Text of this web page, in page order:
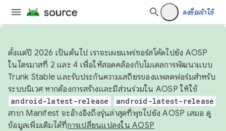
ลงชื่อเข้าใช้
ตั้งแต่ปี 2026 เป็นต้นไป เราจะเผยแพร่ซอร์สโค้ดไปยัง AOSP
ในไตรมาสที่ 2 และ 4 เพื่อให้สอดคล้องกับโมเดลการพัฒนาแบบ
Trunk Stable และรับประกันความเสถียรของแพลตฟอร์มสำหรับ
ระบบนิเวศ หากต้องการสร้างและมีส่วนร่วมใน AOSP ให้ใช้
android-latest-release android-latest-release
สาขา Manifest จะอ้างอิงถึงรุ่นล่าสุดที่พุชไปยัง AOSP เสมอ ดู
ข้อมูลเพิ่มเติมได้ที่การเปลี่ยนแปลงใน AOSP